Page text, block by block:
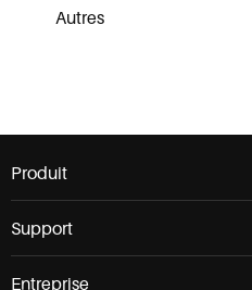
Autres
Produit
Support
Entreprise